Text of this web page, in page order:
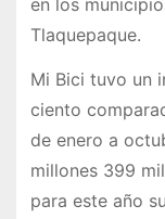
en los
Tlaquepaque.
Mi Bici tuvo un
ciento
de enero a
millones 399
para este año